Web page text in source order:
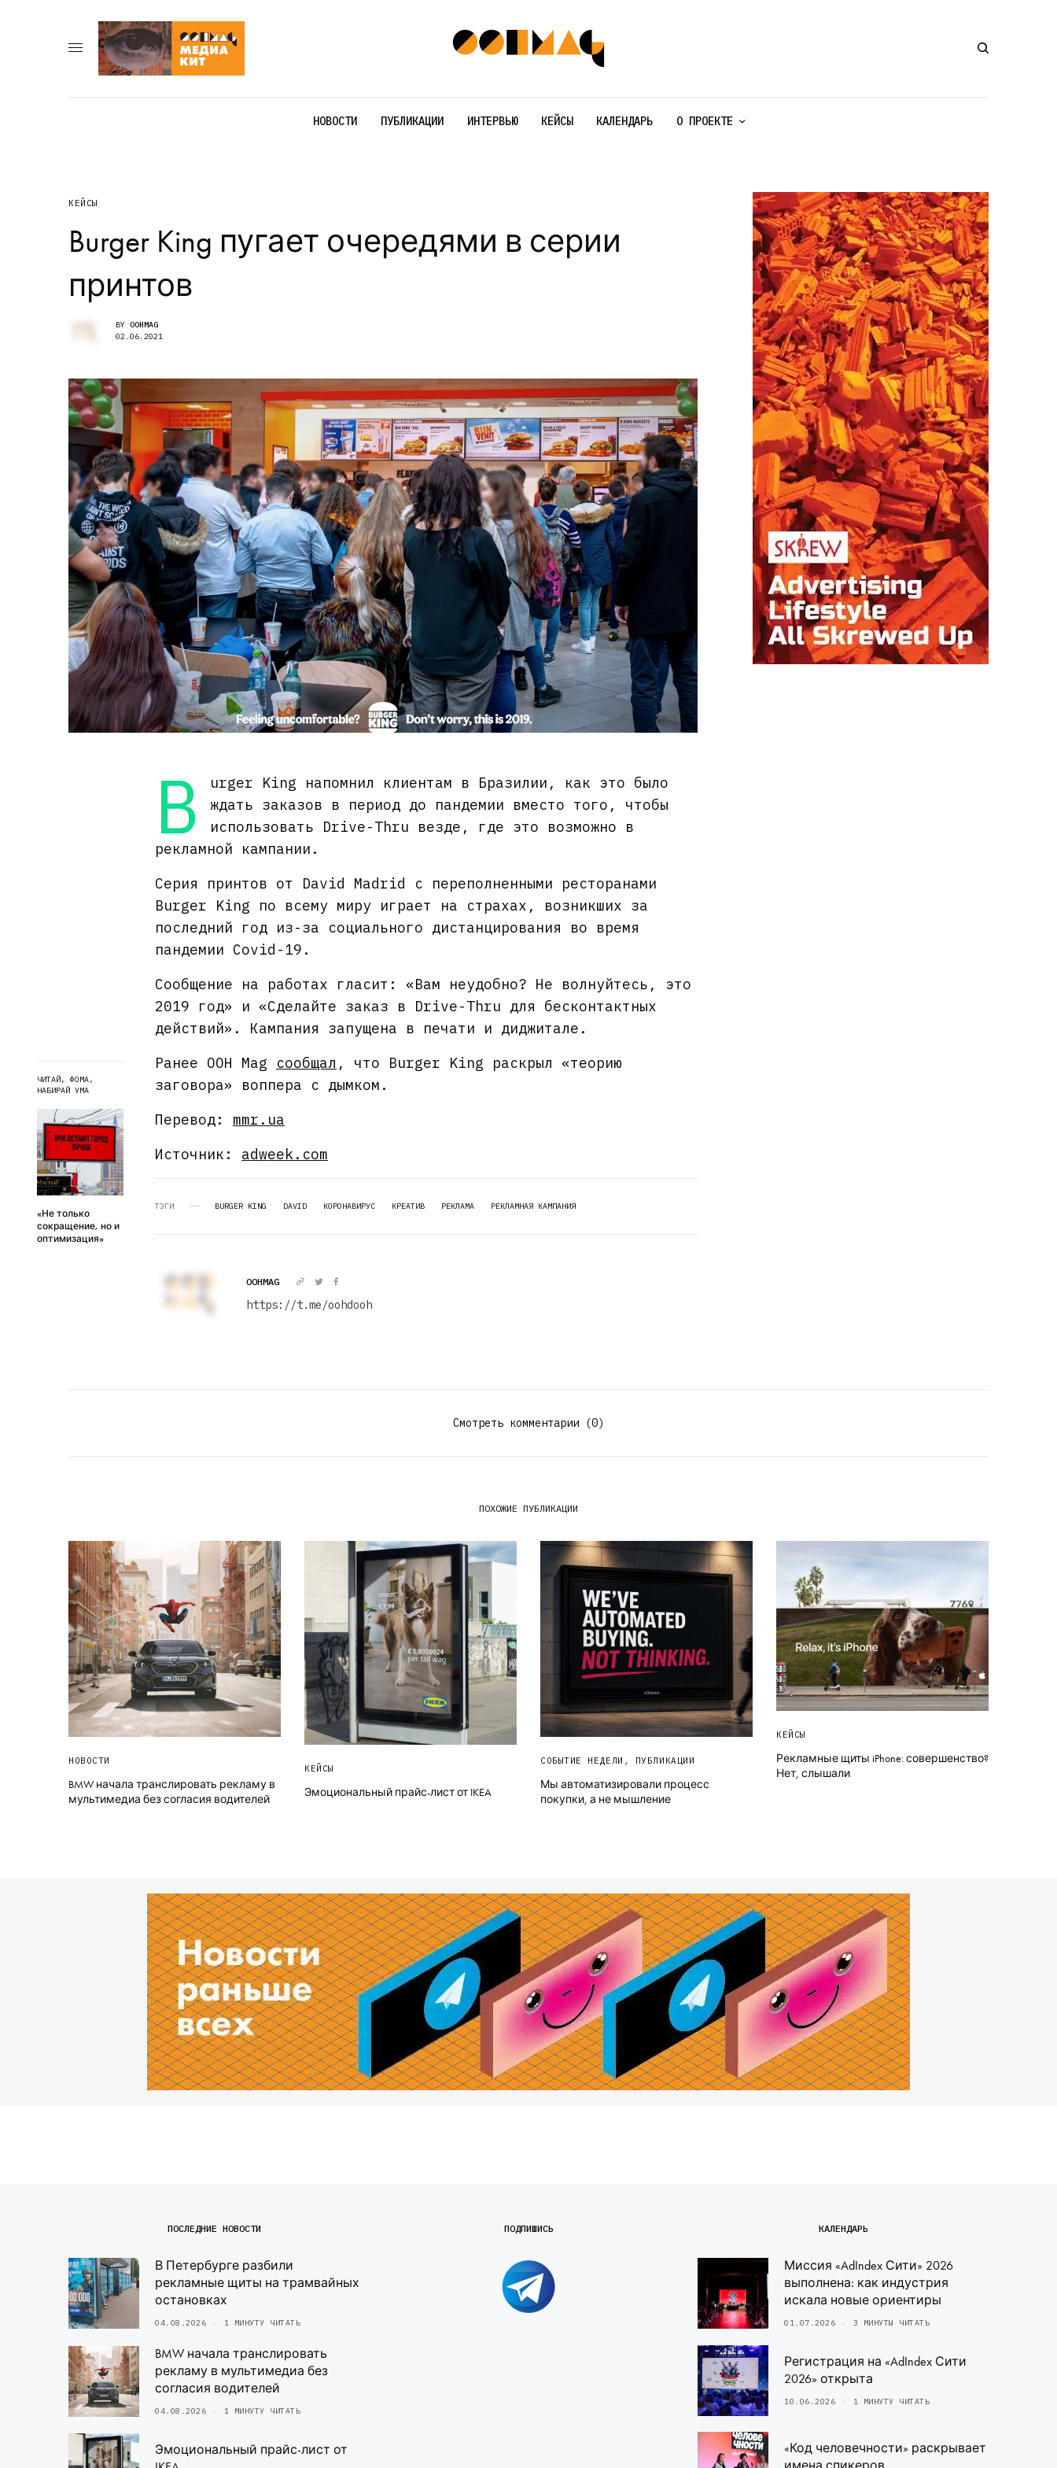
НОВОСТИ ПУБЛИКАЦИИ ИНТЕРВЬЮ КЕЙСЫ КАЛЕНДАРЬ О ПРОЕКТЕ
КЕЙСЫ
Burger King пугает очередями в серии
принтов
BY OOHMAG
02.06.2021
ЧИТАЙ, ФОМА,
НАБИРАЙ УМА
«Не только
сокращение, но и
оптимизация»
B
urger King напомнил клиентам в Бразилии, как это было
ждать заказов в период до пандемии вместо того, чтобы
использовать Drive-Thru везде, где это возможно в
рекламной кампании.
Серия принтов от David Madrid с переполненными ресторанами
Burger King по всему миру играет на страхах, возникших за
последний год из-за социального дистанцирования во время
пандемии Covid-19.
Сообщение на работах гласит: «Вам неудобно? Не волнуйтесь, это
2019 год» и «Сделайте заказ в Drive-Thru для бесконтактных
действий». Кампания запущена в печати и диджитале.
Ранее OOH Mag сообщал , что Burger King раскрыл «теорию
заговора» воппера с дымком.
Перевод: mmr.ua
Источник: adweek.com
ТЭГИ BURGER KING DAVID КОРОНАВИРУС КРЕАТИВ РЕКЛАМА РЕКЛАМНАЯ КАМПАНИЯ
OOHMAG
https://t.me/oohdooh
Смотреть комментарии (0)
ПОХОЖИЕ ПУБЛИКАЦИИ
НОВОСТИ
BMW начала транслировать рекламу в
мультимедиа без согласия водителей
КЕЙСЫ
Эмоциональный прайс-лист от IKEA
СОБЫТИЕ НЕДЕЛИ , ПУБЛИКАЦИИ
Мы автоматизировали процесс
покупки, а не мышление
КЕЙСЫ
Рекламные щиты iPhone: совершенство?
Нет, слышали
ПОСЛЕДНИЕ НОВОСТИ
В Петербурге разбили
рекламные щиты на трамвайных
остановках
04.08.2026 1 МИНУТУ ЧИТАТЬ
BMW начала транслировать
рекламу в мультимедиа без
согласия водителей
04.08.2026 1 МИНУТУ ЧИТАТЬ
Эмоциональный прайс-лист от
ПОДПИШИСЬ КАЛЕНДАРЬ
Миссия «AdIndex Сити» 2026
выполнена: как индустрия
искала новые ориентиры
01.07.2026 3 МИНУТЫ ЧИТАТЬ
Регистрация на «AdIndex Сити
2026» открыта
10.06.2026 1 МИНУТУ ЧИТАТЬ
«Код человечности» раскрывает